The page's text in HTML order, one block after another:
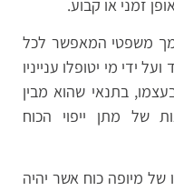
זמני או קבוע.
משפטי המאפשר לכל
לקבוע כיצד ועל ידי מי יטופלו ענייניו
בתנאי שהוא מבין
של מתן ייפוי הכוח
של מיופה כוח אשר יהיה